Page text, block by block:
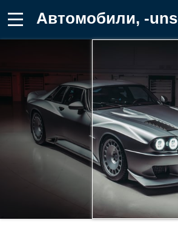
Автомобили, -unsort, twr